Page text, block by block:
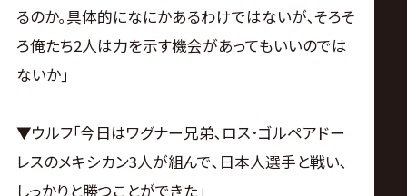
るのか｡具体的になにかあるわけではないが､そろそ
ろ俺たち2人は力を示す機会があってもいいのでは
ないか｣
▼ウルフ｢今日はワグナー兄弟､ロス･ゴルペアドー
レスのメキシカン3人が組んで､日本人選手と戦い､
しっかりと勝つことができた｣